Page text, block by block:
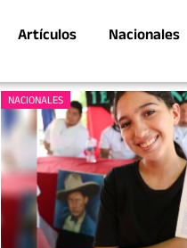
Artículos Nacionales
NACIONALES